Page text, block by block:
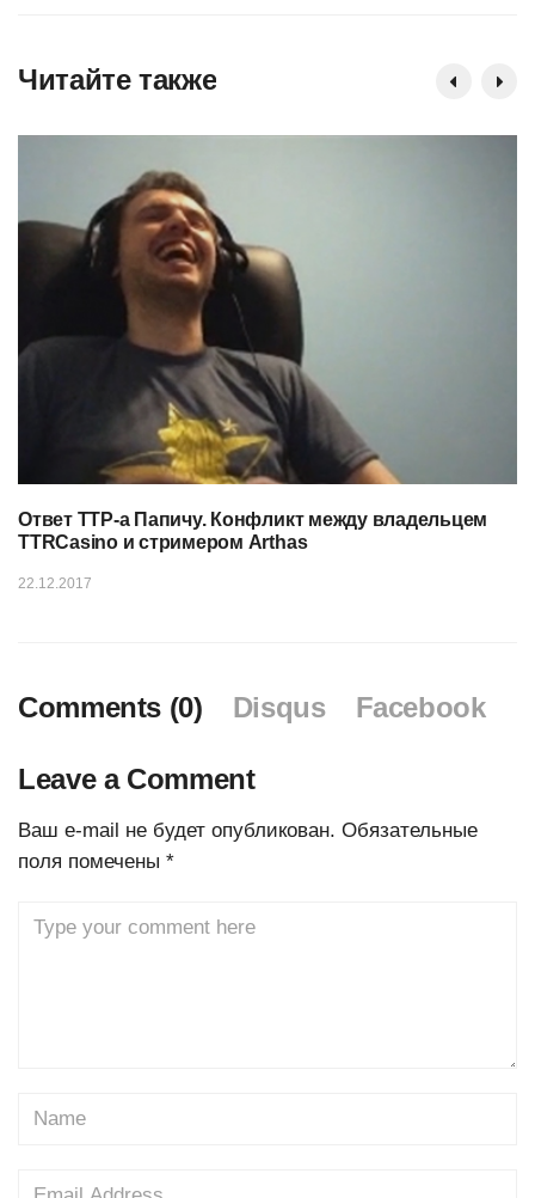
Читайте также
Ответ ТТР-а Папичу. Конфликт между владельцем
TTRCasino и стримером Arthas
22.12.2017
Comments (0) Disqus Facebook
Leave a Comment
Ваш e-mail не будет опубликован. Обязательные
поля помечены *
Comment
Name
Email